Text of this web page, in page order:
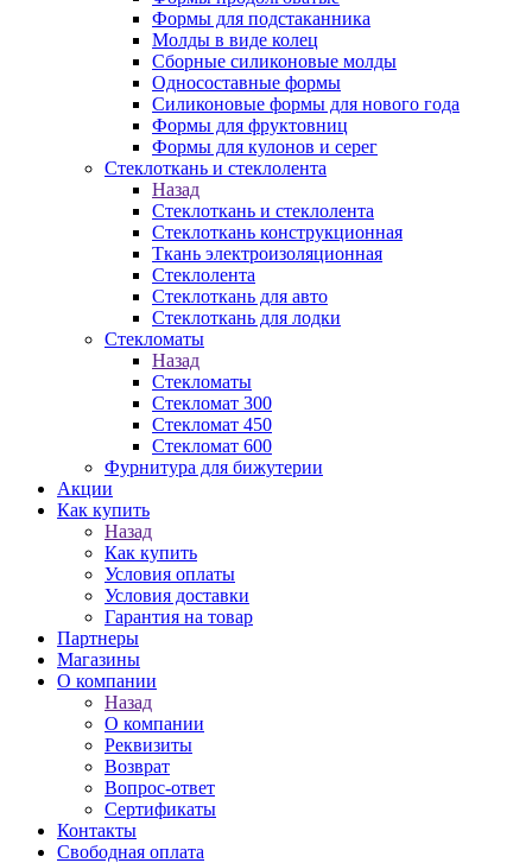
Формы для подстаканника
Молды в виде колец
Сборные силиконовые молды
Односоставные формы
Силиконовые формы для нового года
Формы для фруктовниц
Формы для кулонов и серег
Стеклоткань и стеклолента
Назад
Стеклоткань и стеклолента
Стеклоткань конструкционная
Ткань электроизоляционная
Стеклолента
Стеклоткань для авто
Стеклоткань для лодки
Стекломаты
Назад
Стекломаты
Стекломат 300
Стекломат 450
Стекломат 600
Фурнитура для бижутерии
Акции
Как купить
Назад
Как купить
Условия оплаты
Условия доставки
Гарантия на товар
Партнеры
Магазины
О компании
Назад
О компании
Реквизиты
Возврат
Вопрос-ответ
Сертификаты
Контакты
Свободная оплата